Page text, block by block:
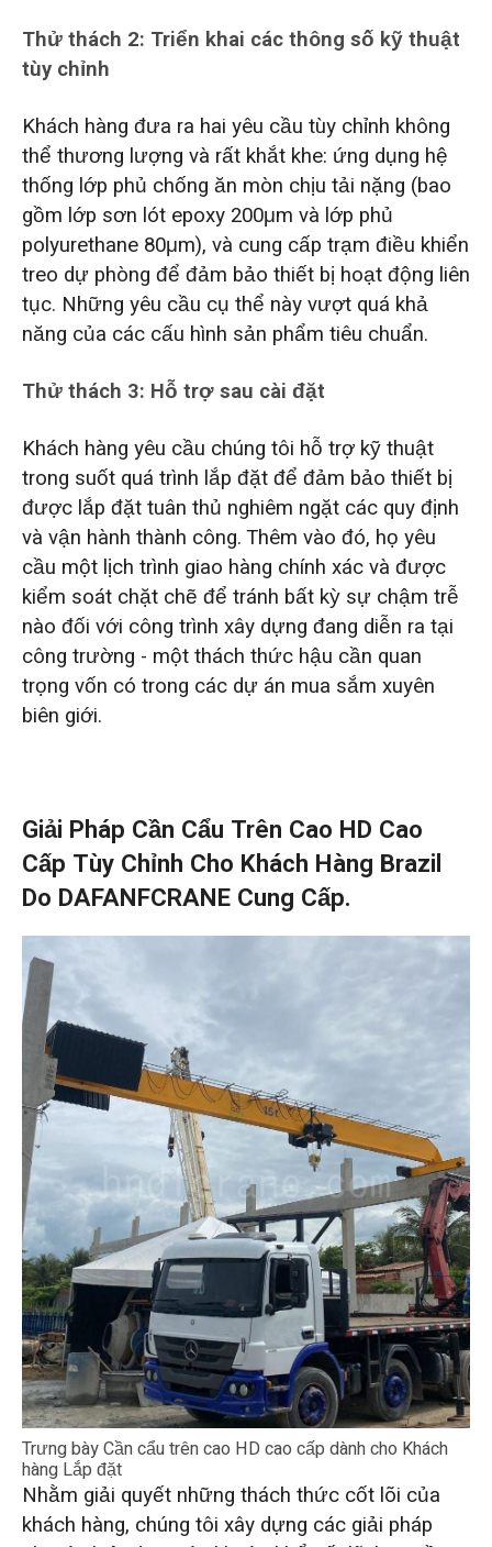
Thử thách 2: Triển khai các thông số kỹ thuật
tùy chỉnh
Khách hàng đưa ra hai yêu cầu tùy chỉnh không
thể thương lượng và rất khắt khe: ứng dụng hệ
thống lớp phủ chống ăn mòn chịu tải nặng (bao
gồm lớp sơn lót epoxy 200μm và lớp phủ
polyurethane 80μm), và cung cấp trạm điều khiển
treo dự phòng để đảm bảo thiết bị hoạt động liên
tục. Những yêu cầu cụ thể này vượt quá khả
năng của các cấu hình sản phẩm tiêu chuẩn.
Thử thách 3: Hỗ trợ sau cài đặt
Khách hàng yêu cầu chúng tôi hỗ trợ kỹ thuật
trong suốt quá trình lắp đặt để đảm bảo thiết bị
được lắp đặt tuân thủ nghiêm ngặt các quy định
và vận hành thành công. Thêm vào đó, họ yêu
cầu một lịch trình giao hàng chính xác và được
kiểm soát chặt chẽ để tránh bất kỳ sự chậm trễ
nào đối với công trình xây dựng đang diễn ra tại
công trường - một thách thức hậu cần quan
trọng vốn có trong các dự án mua sắm xuyên
biên giới.
Giải Pháp Cần Cẩu Trên Cao HD Cao
Cấp Tùy Chỉnh Cho Khách Hàng Brazil
Do DAFANFCRANE Cung Cấp.
Trưng bày Cần cẩu trên cao HD cao cấp dành cho Khách
hàng Lắp đặt
Nhằm giải quyết những thách thức cốt lõi của
khách hàng, chúng tôi xây dựng các giải pháp